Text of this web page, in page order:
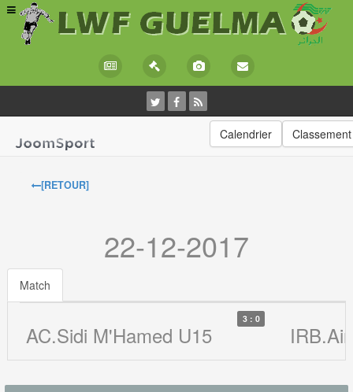
Calendrier Classement
[RETOUR]
22-12-2017
Match
AC.Sidi M'Hamed U15
3 : 0